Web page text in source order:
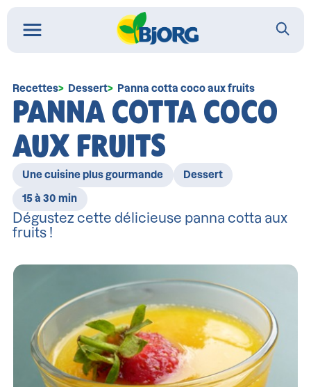
Recettes Dessert Panna cotta coco aux fruits
PANNA COTTA COCO
AUX FRUITS
Une cuisine plus gourmande Dessert
15 à 30 min
Dégustez cette délicieuse panna cotta aux
fruits !